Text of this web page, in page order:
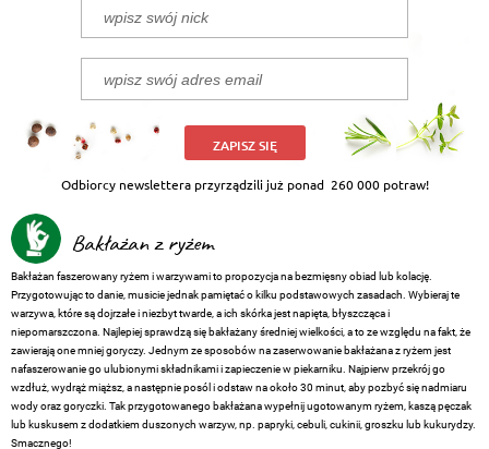
ZAPISZ SIĘ
Odbiorcy newslettera przyrządzili już ponad 260 000 potraw!
Bakłażan z ryżem
Bakłażan faszerowany ryżem i warzywami to propozycja na bezmięsny obiad lub kolację.
Przygotowując to danie, musicie jednak pamiętać o kilku podstawowych zasadach. Wybieraj te
warzywa, które są dojrzałe i niezbyt twarde, a ich skórka jest napięta, błyszcząca i
niepomarszczona. Najlepiej sprawdzą się bakłażany średniej wielkości, a to ze względu na fakt, że
zawierają one mniej goryczy. Jednym ze sposobów na zaserwowanie bakłażana z ryżem jest
nafaszerowanie go ulubionymi składnikami i zapieczenie w piekarniku. Najpierw przekrój go
wzdłuż, wydrąż miąższ, a następnie posól i odstaw na około 30 minut, aby pozbyć się nadmiaru
wody oraz goryczki. Tak przygotowanego bakłażana wypełnij ugotowanym ryżem, kaszą pęczak
lub kuskusem z dodatkiem duszonych warzyw, np. papryki, cebuli, cukinii, groszku lub kukurydzy.
Smacznego!